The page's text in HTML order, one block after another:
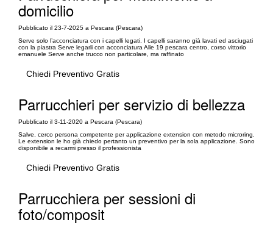
domicilio
Pubblicato il 23-7-2025 a Pescara (Pescara)
Serve solo l’acconciatura con i capelli legati. I capelli saranno già lavati ed asciugati
con la piastra Serve legarli con acconciatura Alle 19 pescara centro, corso vittorio
emanuele Serve anche trucco non particolare, ma raffinato
Chiedi Preventivo Gratis
Parrucchieri per servizio di bellezza
Pubblicato il 3-11-2020 a Pescara (Pescara)
Salve, cerco persona competente per applicazione extension con metodo microring.
Le extension le ho già chiedo pertanto un preventivo per la sola applicazione. Sono
disponibile a recarmi presso il professionista
Chiedi Preventivo Gratis
Parrucchiera per sessioni di
foto/composit